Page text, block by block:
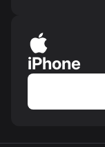
iPhone